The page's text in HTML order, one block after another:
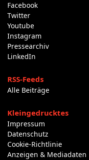
Facebook
Twitter
Youtube
Instagram
Pressearchiv
LinkedIn
RSS-Feeds
Alle Beiträge
Kleingedrucktes
Impressum
Datenschutz
Cookie-Richtlinie
Anzeigen & Mediadaten